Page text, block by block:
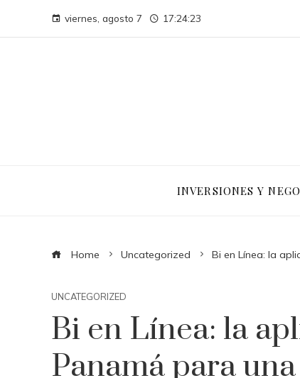
viernes, agosto 7 17:24:24
INVERSIONES Y
Home Uncategorized Bi en Línea: la
UNCATEGORIZED
Bi en Línea: la
Panamá para